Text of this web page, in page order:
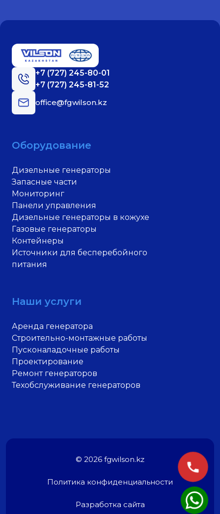
+7 (727) 245-80-01
+7 (727) 245-81-52
office@fgwilson.kz
Оборудование
Дизельные генераторы
Запасные части
Мониторинг
Панели управления
Дизельные генераторы в кожухе
Газовые генераторы
Контейнеры
Источники для бесперебойного
питания
Наши услуги
Аренда генератора
Строительно-монтажные работы
Пусконаладочные работы
Проектирование
Ремонт генераторов
Техобслуживание генераторов
© 2026 fgwilson.kz
Политика конфиденциальности
Разработка сайта